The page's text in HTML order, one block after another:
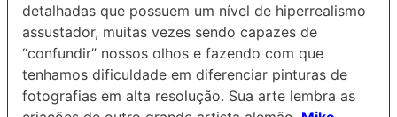
detalhadas que possuem um nível de hiperrealismo
assustador, muitas vezes sendo capazes de
“confundir” nossos olhos e fazendo com que
tenhamos dificuldade em diferenciar pinturas de
fotografias em alta resolução. Sua arte lembra as